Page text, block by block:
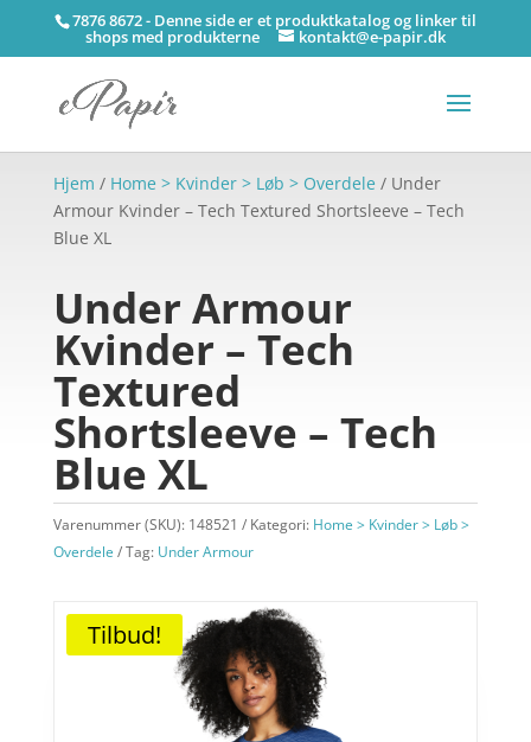
7876 8672 - Denne side er et produktkatalog og linker til
shops med produkterne kontakt@e-papir.dk
Hjem / Home > Kvinder > Løb > Overdele / Under
Armour Kvinder – Tech Textured Shortsleeve – Tech
Blue XL
Under Armour
Kvinder – Tech
Textured
Shortsleeve – Tech
Blue XL
Varenummer (SKU): 148521 Kategori: Home > Kvinder > Løb >
Overdele
Tag: Under Armour
Tilbud!